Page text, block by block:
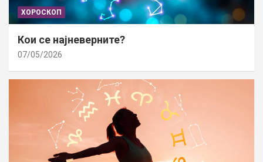
ХОРОСКОП
Кои се најневерните?
07/05/2026